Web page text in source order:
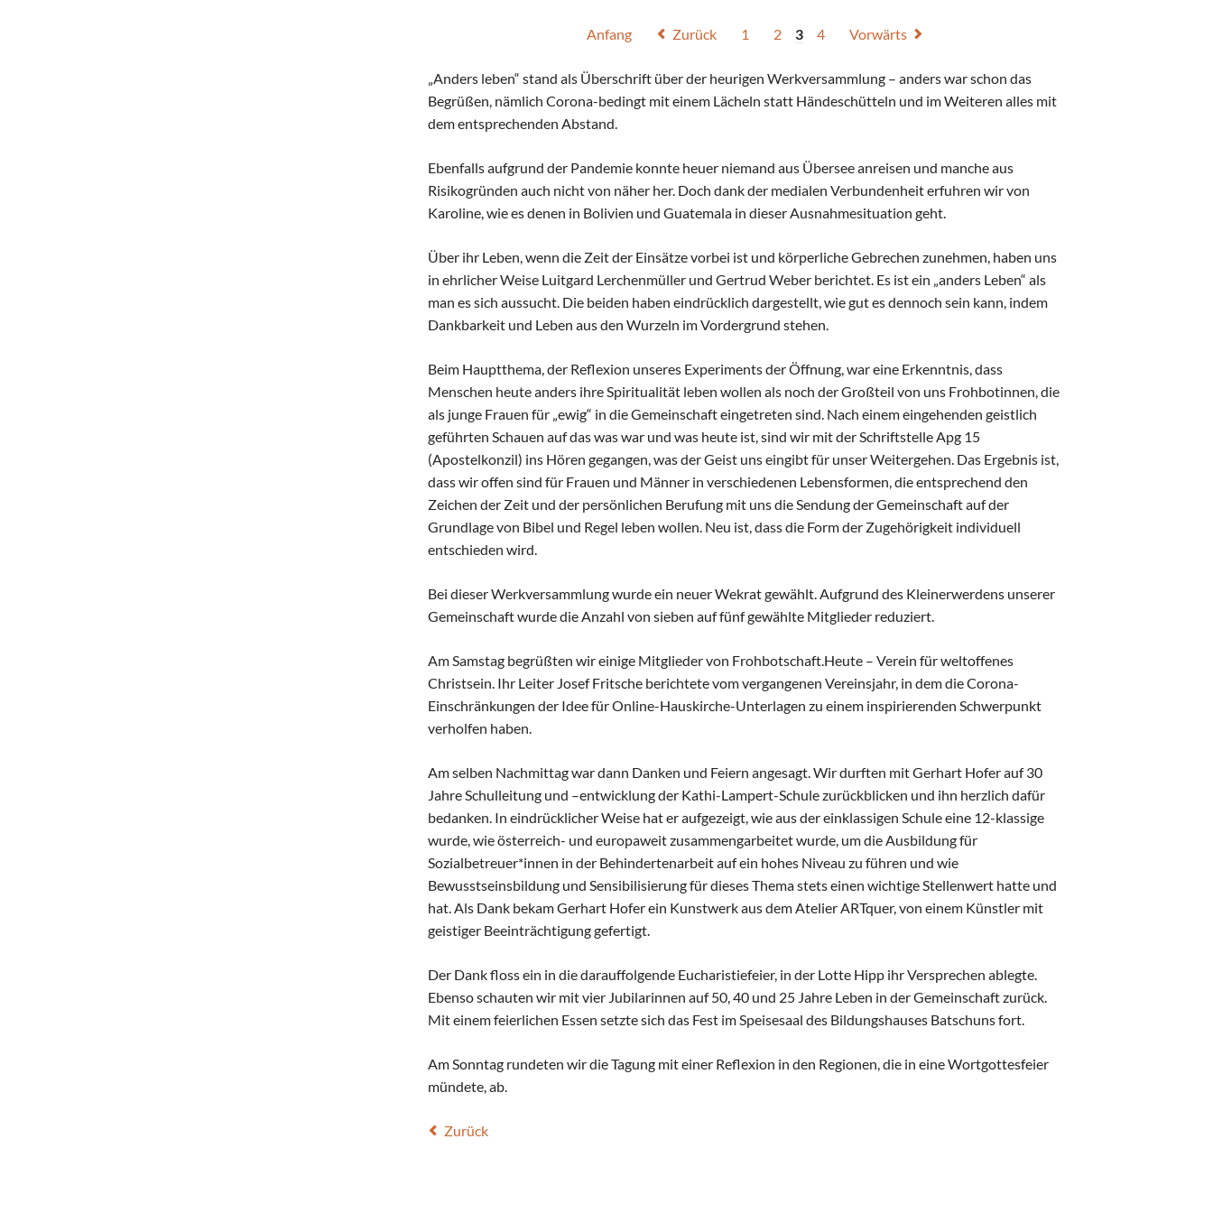
Anfang Zurück 1 2 3 4 Vorwärts
„Anders leben“ stand als Überschrift über der heurigen Werkversammlung – anders war schon das
Begrüßen, nämlich Corona-bedingt mit einem Lächeln statt Händeschütteln und im Weiteren alles mit
dem entsprechenden Abstand.
Ebenfalls aufgrund der Pandemie konnte heuer niemand aus Übersee anreisen und manche aus
Risikogründen auch nicht von näher her. Doch dank der medialen Verbundenheit erfuhren wir von
Karoline, wie es denen in Bolivien und Guatemala in dieser Ausnahmesituation geht.
Über ihr Leben, wenn die Zeit der Einsätze vorbei ist und körperliche Gebrechen zunehmen, haben uns
in ehrlicher Weise Luitgard Lerchenmüller und Gertrud Weber berichtet. Es ist ein „anders Leben“ als
man es sich aussucht. Die beiden haben eindrücklich dargestellt, wie gut es dennoch sein kann, indem
Dankbarkeit und Leben aus den Wurzeln im Vordergrund stehen.
Beim Hauptthema, der Reflexion unseres Experiments der Öffnung, war eine Erkenntnis, dass
Menschen heute anders ihre Spiritualität leben wollen als noch der Großteil von uns Frohbotinnen, die
als junge Frauen für „ewig“ in die Gemeinschaft eingetreten sind. Nach einem eingehenden geistlich
geführten Schauen auf das was war und was heute ist, sind wir mit der Schriftstelle Apg 15
(Apostelkonzil) ins Hören gegangen, was der Geist uns eingibt für unser Weitergehen. Das Ergebnis ist,
dass wir offen sind für Frauen und Männer in verschiedenen Lebensformen, die entsprechend den
Zeichen der Zeit und der persönlichen Berufung mit uns die Sendung der Gemeinschaft auf der
Grundlage von Bibel und Regel leben wollen. Neu ist, dass die Form der Zugehörigkeit individuell
entschieden wird.
Bei dieser Werkversammlung wurde ein neuer Wekrat gewählt. Aufgrund des Kleinerwerdens unserer
Gemeinschaft wurde die Anzahl von sieben auf fünf gewählte Mitglieder reduziert.
Am Samstag begrüßten wir einige Mitglieder von Frohbotschaft.Heute – Verein für weltoffenes
Christsein. Ihr Leiter Josef Fritsche berichtete vom vergangenen Vereinsjahr, in dem die Corona-
Einschränkungen der Idee für Online-Hauskirche-Unterlagen zu einem inspirierenden Schwerpunkt
verholfen haben.
Am selben Nachmittag war dann Danken und Feiern angesagt. Wir durften mit Gerhart Hofer auf 30
Jahre Schulleitung und –entwicklung der Kathi-Lampert-Schule zurückblicken und ihn herzlich dafür
bedanken. In eindrücklicher Weise hat er aufgezeigt, wie aus der einklassigen Schule eine 12-klassige
wurde, wie österreich- und europaweit zusammengarbeitet wurde, um die Ausbildung für
Sozialbetreuer*innen in der Behindertenarbeit auf ein hohes Niveau zu führen und wie
Bewusstseinsbildung und Sensibilisierung für dieses Thema stets einen wichtige Stellenwert hatte und
hat. Als Dank bekam Gerhart Hofer ein Kunstwerk aus dem Atelier ARTquer, von einem Künstler mit
geistiger Beeinträchtigung gefertigt.
Der Dank floss ein in die darauffolgende Eucharistiefeier, in der Lotte Hipp ihr Versprechen ablegte.
Ebenso schauten wir mit vier Jubilarinnen auf 50, 40 und 25 Jahre Leben in der Gemeinschaft zurück.
Mit einem feierlichen Essen setzte sich das Fest im Speisesaal des Bildungshauses Batschuns fort.
Am Sonntag rundeten wir die Tagung mit einer Reflexion in den Regionen, die in eine Wortgottesfeier
mündete, ab.
Zurück